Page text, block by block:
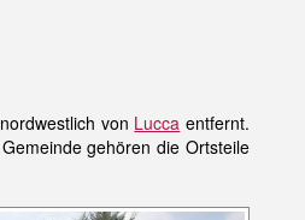
von Lucca entfernt.
gehören die Ortsteile